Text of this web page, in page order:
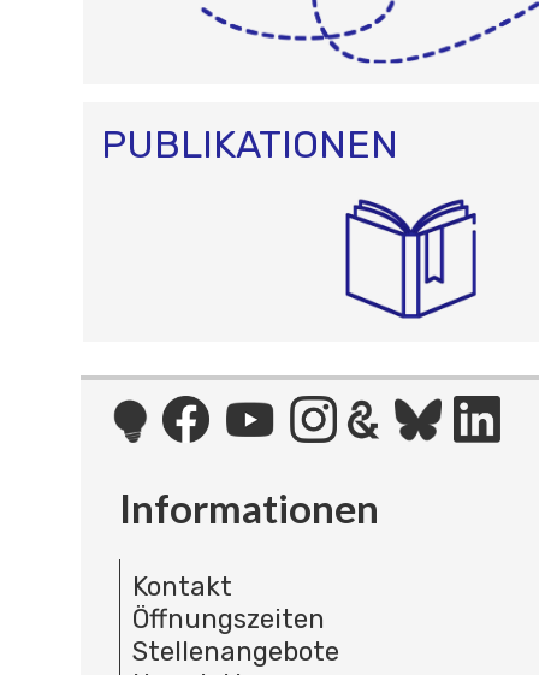
PUBLIKATIONEN
Informationen
Kontakt
Öffnungszeiten
Stellenangebote